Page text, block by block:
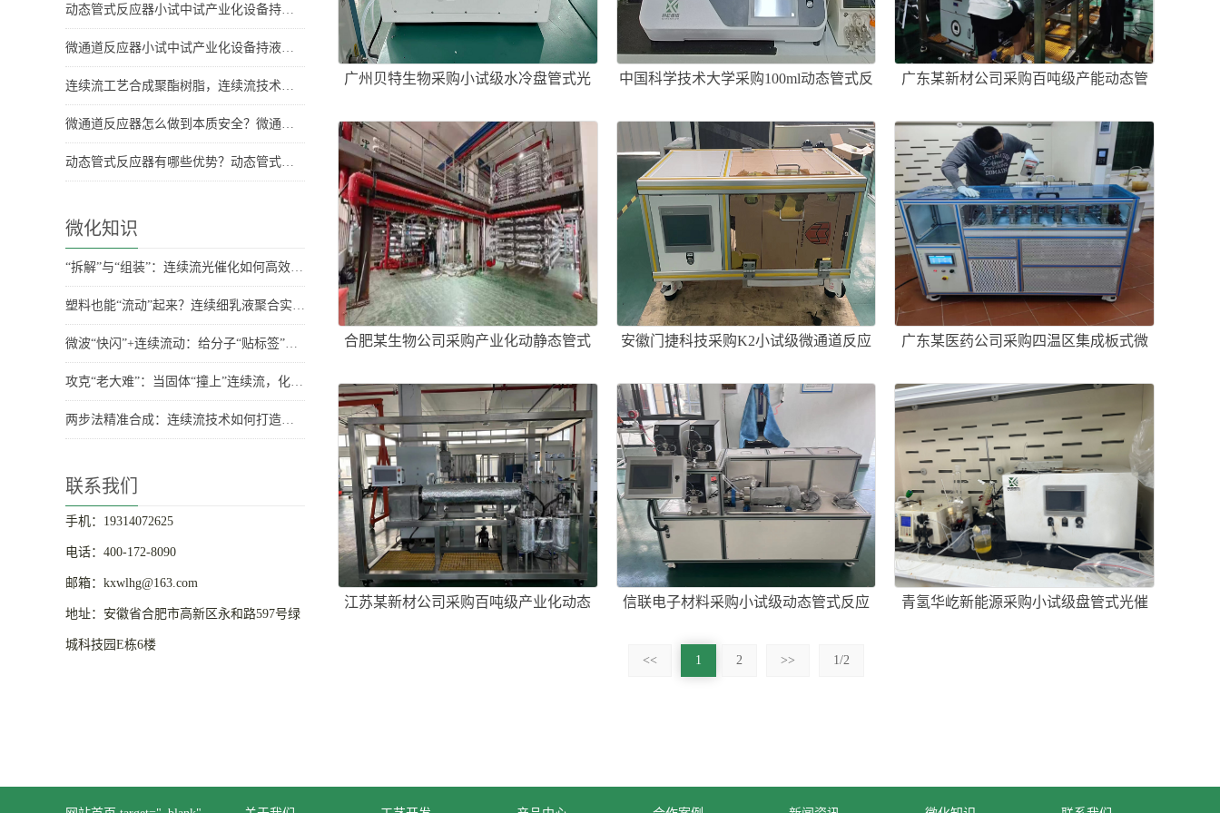
动态管式反应器小试中试产业化设备持液量是多少？持液量具体数据
微通道反应器小试中试产业化设备持液量分别是多少？
连续流工艺合成聚酯树脂，连续流技术合成聚酯树脂
微通道反应器怎么做到本质安全？微通道反应器安全优势
动态管式反应器有哪些优势？动态管式反应器优势
微化知识
“拆解”与“组装”：连续流光催化如何高效合成药物关键骨架？
塑料也能“流动”起来？连续细乳液聚合实现百克级稳定生产
微波“快闪”+连续流动：给分子“贴标签”也能如此高效环保
攻克“老大难”：当固体“撞上”连续流，化学家们有妙招！
两步法精准合成：连续流技术如何打造高性能聚乙烯-聚酯嵌段共聚物？
联系我们
手机：19314072625
电话：400-172-8090
邮箱：kxwlhg@163.com
地址：安徽省合肥市高新区永和路597号绿
城科技园E栋6楼
广州贝特生物采购小试级水冷盘管式光
中国科学技术大学采购100ml动态管式反
广东某新材公司采购百吨级产能动态管
合肥某生物公司采购产业化动静态管式
安徽门捷科技采购K2小试级微通道反应
广东某医药公司采购四温区集成板式微
江苏某新材公司采购百吨级产业化动态
信联电子材料采购小试级动态管式反应
青氢华屹新能源采购小试级盘管式光催
<< 1 2 >> 1/2